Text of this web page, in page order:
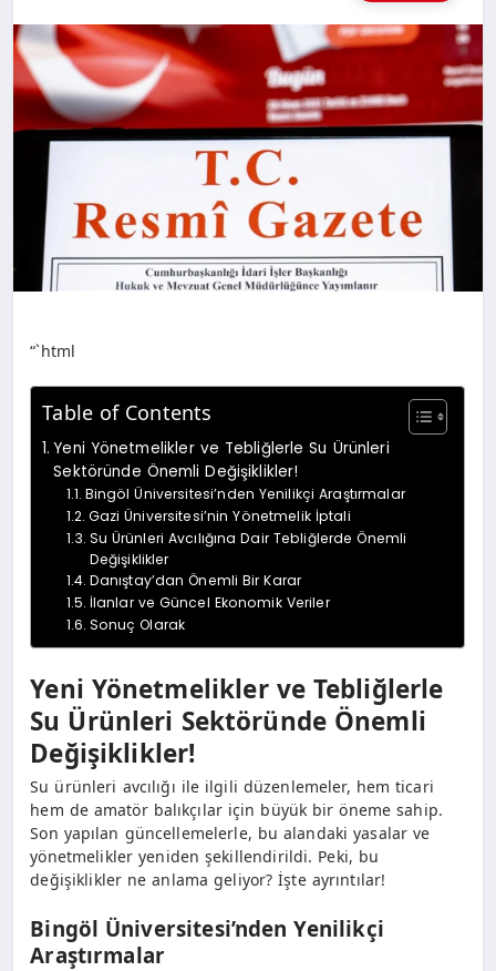
“`html
Table of Contents
Yeni Yönetmelikler ve Tebliğlerle Su Ürünleri
Sektöründe Önemli Değişiklikler!
Bingöl Üniversitesi’nden Yenilikçi Araştırmalar
Gazi Üniversitesi’nin Yönetmelik İptali
Su Ürünleri Avcılığına Dair Tebliğlerde Önemli
Değişiklikler
Danıştay’dan Önemli Bir Karar
İlanlar ve Güncel Ekonomik Veriler
Sonuç Olarak
Yeni Yönetmelikler ve Tebliğlerle
Su Ürünleri Sektöründe Önemli
Değişiklikler!
Su ürünleri avcılığı ile ilgili düzenlemeler, hem ticari
hem de amatör balıkçılar için büyük bir öneme sahip.
Son yapılan güncellemelerle, bu alandaki yasalar ve
yönetmelikler yeniden şekillendirildi. Peki, bu
değişiklikler ne anlama geliyor? İşte ayrıntılar!
Bingöl Üniversitesi’nden Yenilikçi
Araştırmalar